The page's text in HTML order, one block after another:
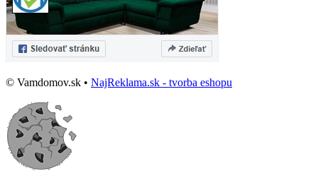
© Vamdomov.sk • NajReklama.sk - tvorba eshopu